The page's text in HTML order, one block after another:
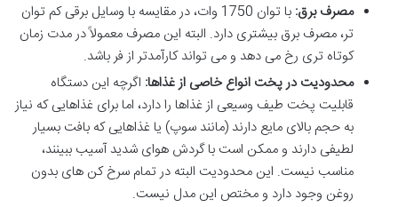
مصرف برق:
با توان 1750 وات، در مقایسه با وسایل برقی کم توان
تر، مصرف برق بیشتری دارد. البته این مصرف معمولاً در مدت زمان
کوتاه تری رخ می دهد و می تواند کارآمدتر از فر باشد.
محدودیت در پخت انواع خاصی از غذاها: اگرچه این دستگاه
قابلیت پخت طیف وسیعی از غذاها را دارد، اما برای غذاهایی که نیاز
به حجم بالای مایع دارند (مانند سوپ) یا غذاهایی که بافت بسیار
لطیفی دارند و ممکن است با گردش هوای شدید آسیب ببینند،
مناسب نیست. این محدودیت البته در تمام سرخ کن های بدون
روغن وجود دارد و مختص این مدل نیست.